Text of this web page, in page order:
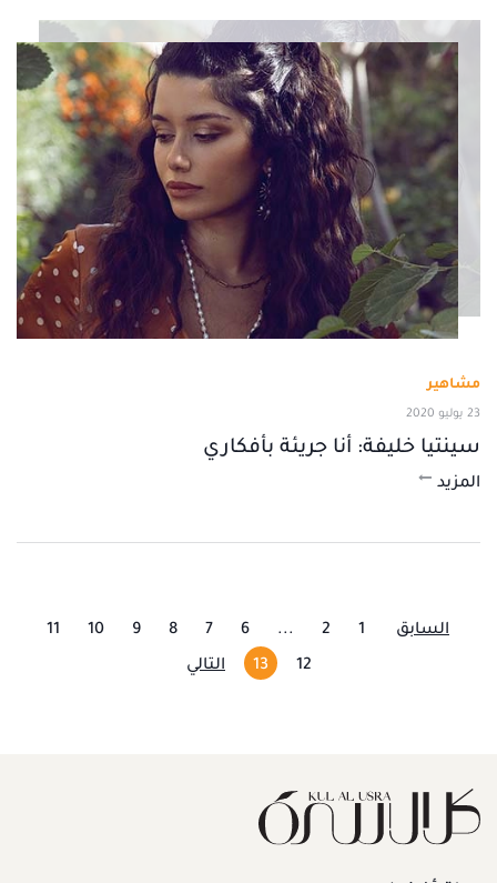
مشاهير
23 يوليو 2020
سينتيا خليفة: أنا جريئة بأفكاري
المزيد
السابق 1
2
...
6
7
8
9
10
11
12
13 التالي